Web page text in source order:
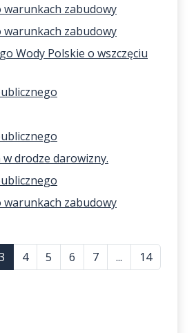
warunkach zabudowy
warunkach zabudowy
Wody Polskie o wszczęciu
drodze darowizny.
warunkach zabudowy
4 5 6 7 ... 14